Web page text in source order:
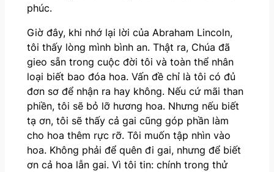
phúc.
Giờ đây, khi nhớ lại lời của Abraham Lincoln,
tôi thấy lòng mình bình an. Thật ra, Chúa đã
gieo sẵn trong cuộc đời tôi và toàn thể nhân
loại biết bao đóa hoa. Vấn đề chỉ là tôi có đủ
đơn sơ để nhận ra hay không. Nếu cứ mãi than
phiền, tôi sẽ bỏ lỡ hương hoa. Nhưng nếu biết
tạ ơn, tôi sẽ thấy cả gai cũng góp phần làm
cho hoa thêm rực rỡ. Tôi muốn tập nhìn vào
hoa. Không phải để quên đi gai, nhưng để biết
ơn cả hoa lẫn gai. Vì tôi tin: chính trong thử